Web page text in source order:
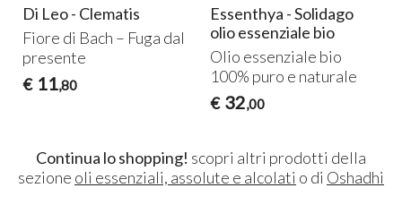
Di Leo - Clematis
Fiore di Bach – Fuga dal
presente
€ 11,80
Essenthya - Solidago
olio essenziale bio
Olio essenziale bio
100% puro e naturale
€ 32,00
Continua lo shopping! scopri altri prodotti della
sezione oli essenziali, assolute e alcolati o di Oshadhi